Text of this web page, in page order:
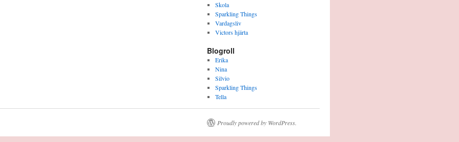
Skola
Sparkling Things
Vardagsliv
Victors hjärta
Blogroll
Erika
Nina
Silvio
Sparkling Things
Tella
Proudly powered by WordPress.